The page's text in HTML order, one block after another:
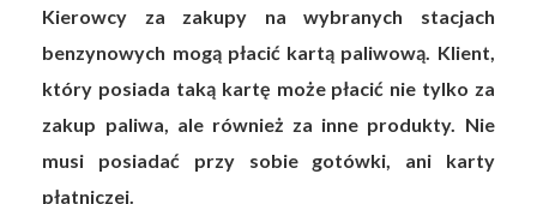
Kierowcy za zakupy na wybranych stacjach
benzynowych mogą płacić kartą paliwową. Klient,
który posiada taką kartę może płacić nie tylko za
zakup paliwa, ale również za inne produkty. Nie
musi posiadać przy sobie gotówki, ani karty
płatniczej.